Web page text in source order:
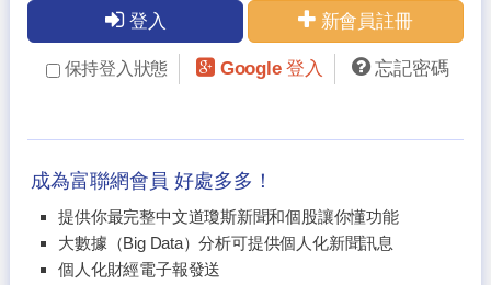
登入 新會員註冊
保持登入狀態 Google 登入 忘記密碼
成為富聯網會員 好處多多！
提供你最完整中文道瓊斯新聞和個股讓你懂功能
大數據（Big Data）分析可提供個人化新聞訊息
個人化財經電子報發送